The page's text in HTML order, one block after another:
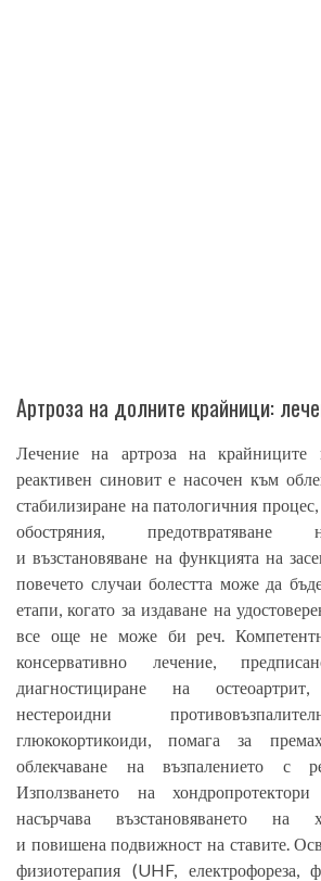
Артроза на долните крайници:
Лечение на артроза на крайниците
реактивен синовит е насочен към
стабилизиране на патологичния
обостряния, предотвратяване
и възстановяване на функцията на
повечето случаи болестта може да
етапи, когато за издаване на
все още не може би реч.
консервативно лечение,
диагностициране на
нестероидни
глюкокортикоиди, помага за
облекчаване на възпалението с
Използването на
насърчава възстановяването на
и повишена подвижност на ставите.
физиотерапия (UHF, електрофореза,